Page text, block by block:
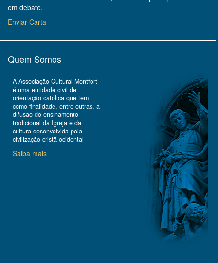
em debate.
Enviar Carta
Quem Somos
A Associação Cultural Montfort
é uma entidade civil de
orientação católica que tem
como finalidade, entre outras, a
difusão do ensinamento
tradicional da Igreja e da
cultura desenvolvida pela
civilização cristã ocidental
Saiba mais